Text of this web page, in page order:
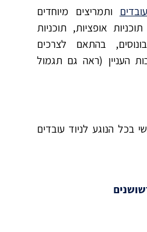
ותמריצים מיוחדים
אופציות, תוכניות
בהתאם לצרכים
העניין (ראה גם תגמול
בכל הנוגע לניוד עובדים